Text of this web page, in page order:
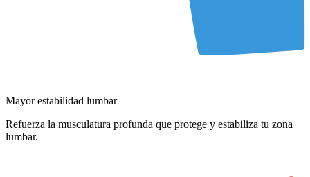
Mayor estabilidad lumbar
Refuerza la musculatura profunda que protege y estabiliza tu zona
lumbar.